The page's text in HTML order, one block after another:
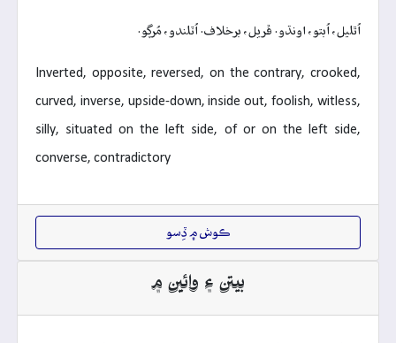
اُٿليل، اُبتو، اونڌو. ڦريل، برخلاف. اُٽلندو، مُرڳو.
Inverted, opposite, reversed, on the contrary, crooked,
curved, inverse, upside-down, inside out, foolish, witless,
silly, situated on the left side, of or on the left side,
converse, contradictory
ڪوش ۾ ڏِسو
بيتن ۽ وائين ۾